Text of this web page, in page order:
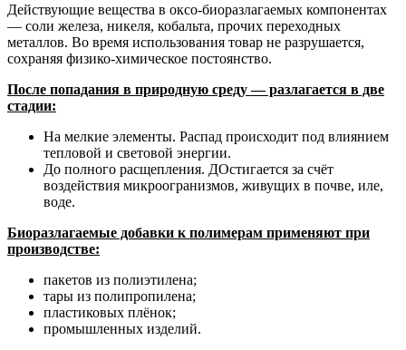
Действующие вещества в оксо-биоразлагаемых компонентах
— соли железа, никеля, кобальта, прочих переходных
металлов. Во время использования товар не разрушается,
сохраняя физико-химическое постоянство.
После попадания в природную среду — разлагается в две
стадии:
На мелкие элементы. Распад происходит под влиянием
тепловой и световой энергии.
До полного расщепления. ДОстигается за счёт
воздействия микроогранизмов, живущих в почве, иле,
воде.
Биоразлагаемые добавки к полимерам применяют при
производстве:
пакетов из полиэтилена;
тары из полипропилена;
пластиковых плёнок;
промышленных изделий.